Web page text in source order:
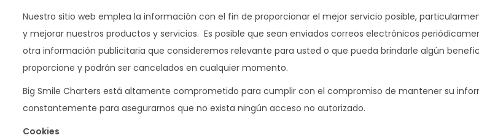
ó
n
Nuestro sitio web emplea la información con el fin de proporcionar el mejor servicio posible,
y mejorar nuestros productos y servicios. Es posible que sean enviados correos electrónicos
otra información publicitaria que consideremos relevante para usted o que pueda brindarle algún
proporcione y podrán ser cancelados en cualquier momento.
Big Smile Charters está altamente comprometido para cumplir con el compromiso de mantener su
constantemente para asegurarnos que no exista ningún acceso no autorizado.
Cookies